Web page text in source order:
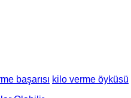
başarısı kilo verme öyküsü